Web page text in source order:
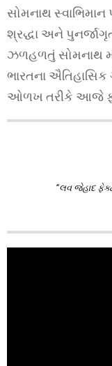
સોમનાથ સ્વાભિમાન
શ્રદ્ધા અને
ઝળહળતું સોમનાથ
ભારતના
ઓળખ તરીકે આજે
“લવ જેહાદ